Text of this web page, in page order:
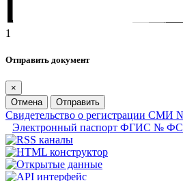
1
Отправить документ
×
Отмена
Отправить
Свидетельство о регистрации СМИ
Электронный паспорт ФГИС №